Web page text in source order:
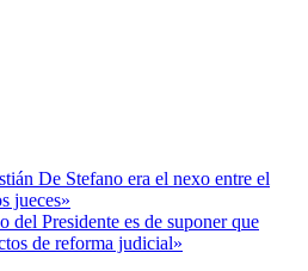
De Stefano era el nexo entre el
jueces»
del Presidente es de suponer que
de reforma judicial»